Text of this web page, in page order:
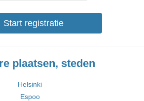
Start registratie
plaatsen, steden
Helsinki
Espoo